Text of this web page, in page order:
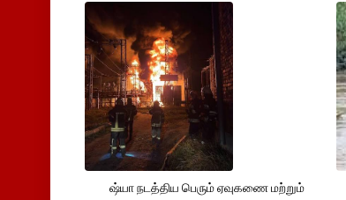
ஷ்யா நடத்திய பெரும் ஏவுகணை மற்றும்